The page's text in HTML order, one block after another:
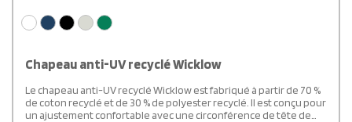
Chapeau anti-UV recyclé Wicklow
Le chapeau anti-UV recyclé Wicklow est fabriqué à partir de 70 %
de coton recyclé et de 30 % de polyester recyclé. Il est conçu pour
un ajustement confortable avec une circonférence de tête de